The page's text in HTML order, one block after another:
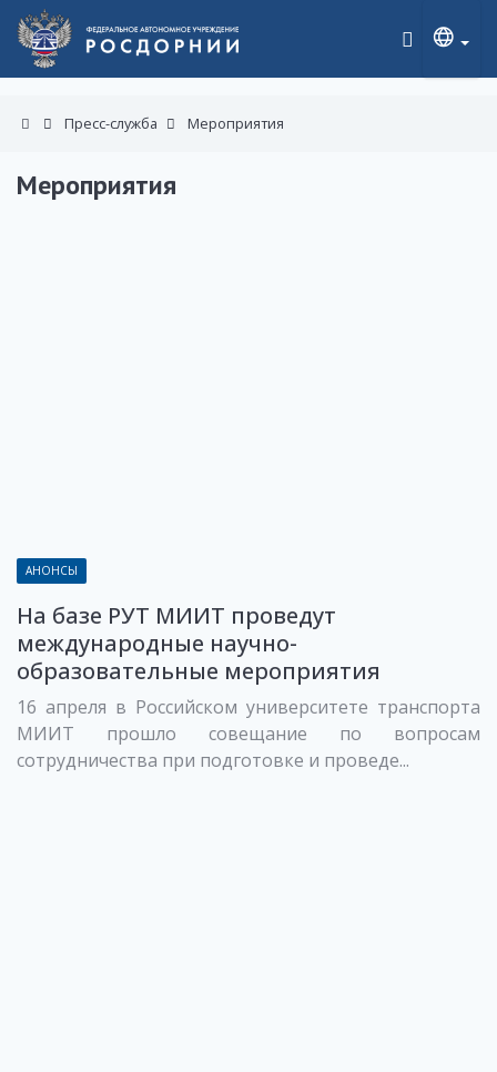
Пресс-служба Мероприятия
Мероприятия
АНОНСЫ
На базе РУТ МИИТ проведут
международные научно-
образовательные мероприятия
16 апреля в Российском университете транспорта
МИИТ прошло совещание по вопросам
сотрудничества при подготовке и проведе...